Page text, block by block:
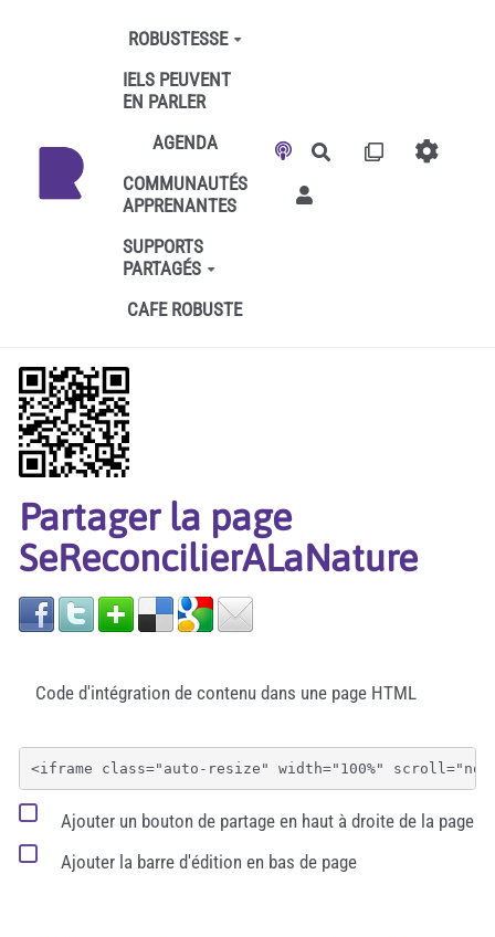
Aller au contenu principal
ROBUSTESSE
IELS PEUVENT
EN PARLER
AGENDA
COMMUNAUTÉS
APPRENANTES
SUPPORTS
PARTAGÉS
CAFE ROBUSTE
Rechercher
Partager la page
SeReconcilierALaNature
Code d'intégration de contenu dans une page HTML
Ajouter un bouton de partage en haut à droite de la page
Ajouter la barre d'édition en bas de page